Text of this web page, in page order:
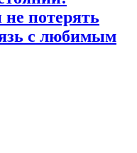
потерять
с любимым